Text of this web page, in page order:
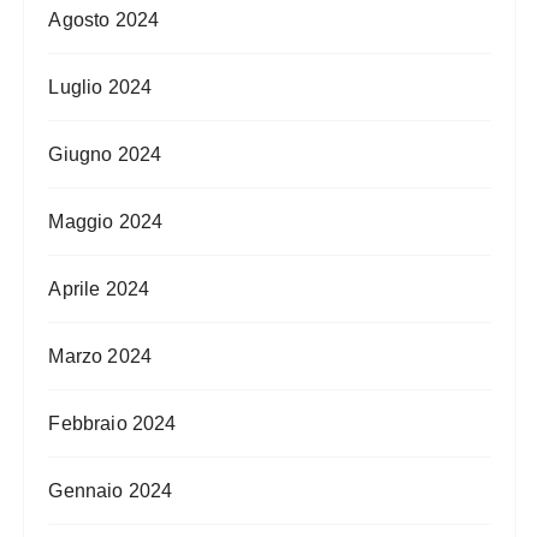
Agosto 2024
Luglio 2024
Giugno 2024
Maggio 2024
Aprile 2024
Marzo 2024
Febbraio 2024
Gennaio 2024